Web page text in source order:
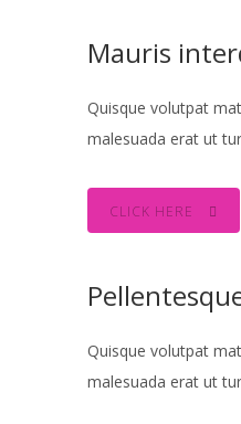
Mauris
Quisque volutpat
malesuada erat ut
CLICK HERE
Quisque volutpat
malesuada erat ut